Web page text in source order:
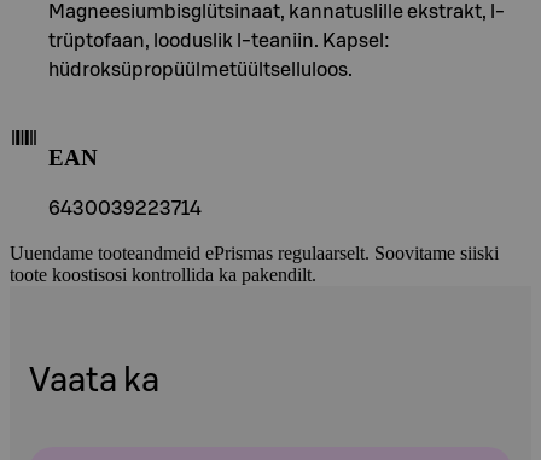
Magneesiumbisglütsinaat, kannatuslille ekstrakt, l-
trüptofaan, looduslik l-teaniin. Kapsel:
hüdroksüpropüülmetüültselluloos.
EAN
6430039223714
Uuendame tooteandmeid ePrismas regulaarselt. Soovitame siiski
toote koostisosi kontrollida ka pakendilt.
Vaata ka